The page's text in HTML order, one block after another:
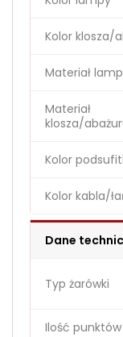
Kolor klosza/
Materiał
Materiał
klosza/
Kolor
Kolor kabla/
Dane
Typ żarówki
Ilość punktów